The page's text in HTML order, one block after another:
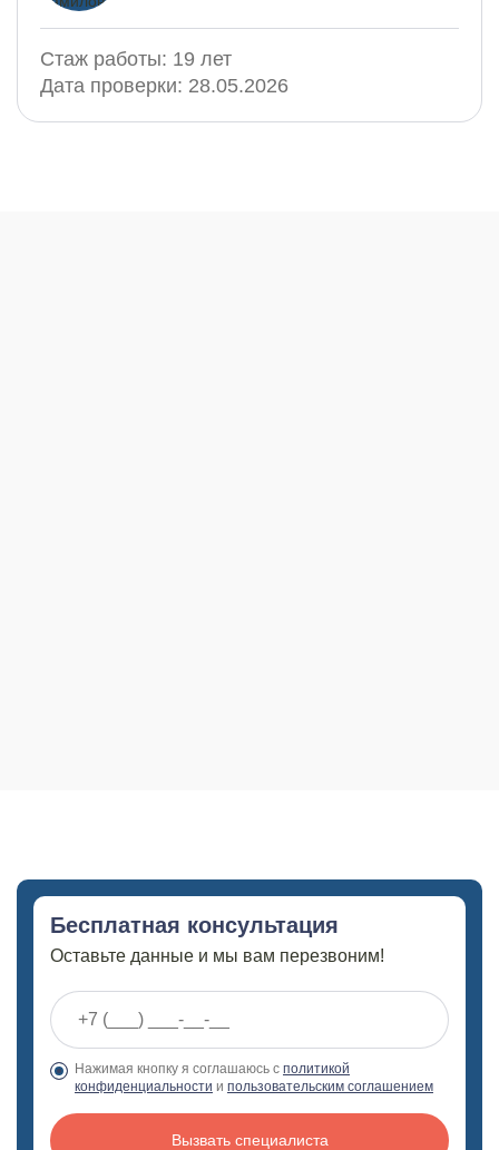
Стаж работы: 19 лет
Дата проверки: 28.05.2026
Бесплатная консультация
Оставьте данные и мы вам перезвоним!
Нажимая кнопку я соглашаюсь с политикой
конфиденциальности и пользовательским соглашением
Вызвать специалиста